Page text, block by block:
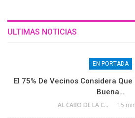
ULTIMAS NOTICIAS
EN PORTADA
El 75% De Vecinos Considera
Buena…
AL CABO DE LA CALLE 15